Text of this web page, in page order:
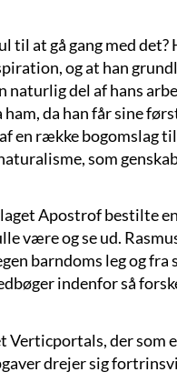
til at gå gang med
og at han
del af hans
da han får sine
en række bogomslag
som
Apostrof bestilte
være og se ud.
barndoms leg og fra
indenfor så
Verticportals, der som
drejer sig